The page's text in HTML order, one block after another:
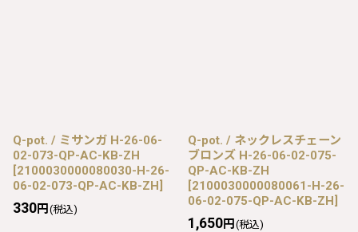
Q-pot. / ミサンガ H-26-06-
02-073-QP-AC-KB-ZH
[2100030000080030-H-26-
06-02-073-QP-AC-KB-ZH]
330円 (税込)
Q-pot. / ネックレスチェーン
ブロンズ H-26-06-02-075-
QP-AC-KB-ZH
[2100030000080061-H-26-
06-02-075-QP-AC-KB-ZH]
1,650円 (税込)